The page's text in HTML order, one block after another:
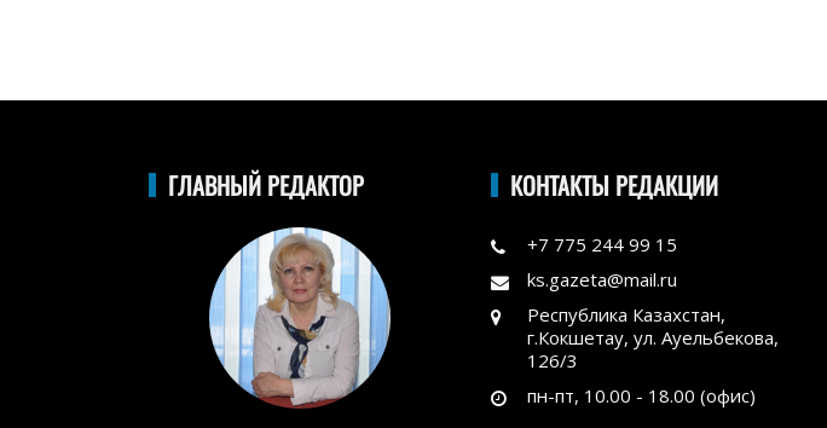
ГЛАВНЫЙ РЕДАКТОР КОНТАКТЫ РЕДАКЦИИ
+7 775 244 99 15
ks.gazeta@mail.ru
Республика Казахстан,
г.Кокшетау, ул. Ауельбекова,
126/3
пн-пт, 10.00 - 18.00 (офис)